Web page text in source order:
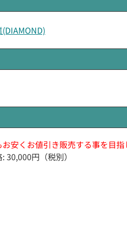
安くお値引き販売する事を目
30,000円（税別）